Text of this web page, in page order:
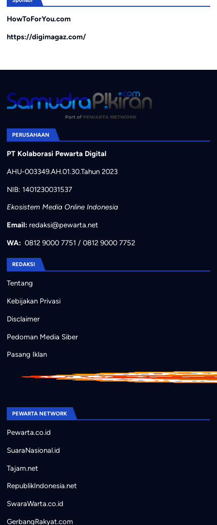
HowToForYou.com
https://digimagaz.com/
PERUSAHAAN
PT Kolaborasi Pewarta Digital
AHU-003349.AH.01.30.Tahun 2023
NIB: 1401230031537
Ekosistem Media Online Indonesia
Email: redaksi@pewarta.net
WA: 0812 9000 7751 / 0812 9000 7752
REDAKSI
Tentang
Kebijakan Privasi
Disclaimer
Pedoman Media Siber
Pasang Iklan
PEWARTA NETWORK
Pewarta.co.id
SuaraNasional.id
Tajam.net
RepublikIndonesia.net
SwaraWarta.co.id
GerbangRakyat.com